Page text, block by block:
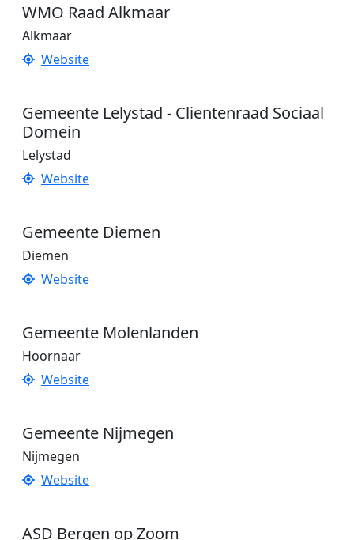
WMO Raad Alkmaar
Alkmaar
Website
Gemeente Lelystad - Clientenraad Sociaal
Domein
Lelystad
Website
Gemeente Diemen
Diemen
Website
Gemeente Molenlanden
Hoornaar
Website
Gemeente Nijmegen
Nijmegen
Website
ASD Bergen op Zoom